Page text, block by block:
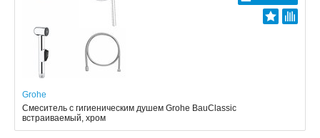
Grohe
Смеситель с гигиеническим душем Grohe BauClassic
встраиваемый, хром